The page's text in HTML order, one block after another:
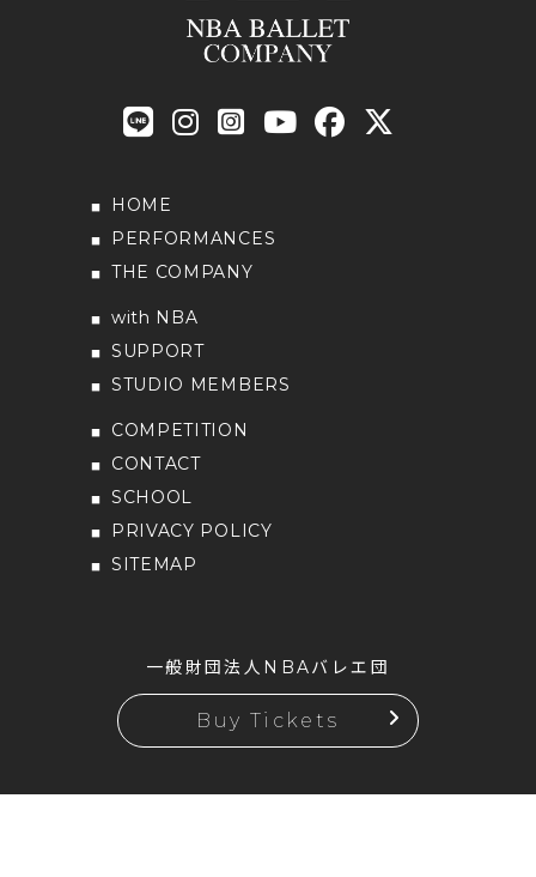
HOME
PERFORMANCES
THE COMPANY
with NBA
SUPPORT
STUDIO MEMBERS
COMPETITION
CONTACT
SCHOOL
PRIVACY POLICY
SITEMAP
一般財団法人NBAバレエ団
Buy Tickets